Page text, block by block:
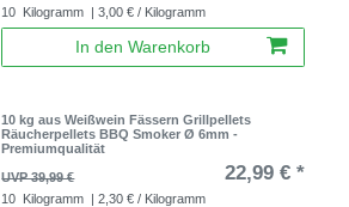
10 Kilogramm | 3,00 € / Kilogramm
In den Warenkorb
10 kg aus Weißwein Fässern Grillpellets
Räucherpellets BBQ Smoker Ø 6mm -
Premiumqualität
UVP 39,99 €
22,99 € *
10 Kilogramm | 2,30 € / Kilogramm